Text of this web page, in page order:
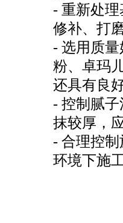
- 重新处
修补、打
- 选用质
粉、卓玛
还具有良
- 控制腻子
抹较厚，
- 合理控
环境下施